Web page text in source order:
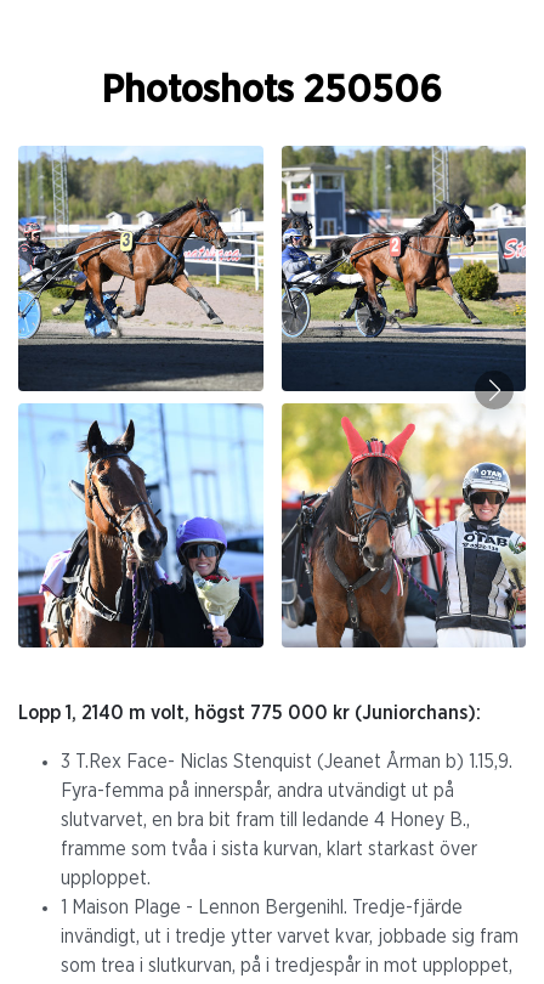
Photoshots 250506
Lopp 1, 2140 m volt, högst 775 000 kr (Juniorchans):
3 T.Rex Face- Niclas Stenquist (Jeanet Årman b) 1.15,9.
Fyra-femma på innerspår, andra utvändigt ut på
slutvarvet, en bra bit fram till ledande 4 Honey B.,
framme som tvåa i sista kurvan, klart starkast över
upploppet.
1 Maison Plage - Lennon Bergenihl. Tredje-fjärde
invändigt, ut i tredje ytter varvet kvar, jobbade sig fram
som trea i slutkurvan, på i tredjespår in mot upploppet,